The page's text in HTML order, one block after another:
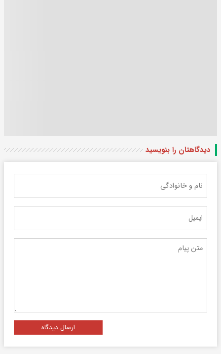
دیدگاهتان را بنویسید
ارسال دیدگاه